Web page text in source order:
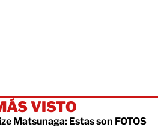
VISTO
Matsunaga: Estas son FOTOS